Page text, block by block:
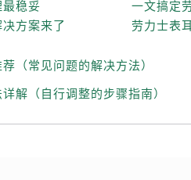
稳妥
一文搞定
方案来了
劳力士表
（常见问题的解决方法）
解（自行调整的步骤指南）